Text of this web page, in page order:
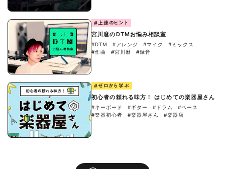
#上達のヒント
宮川麿のDTMお悩み相談室
#DTM #アレンジ #マイク
#ミックス
#作曲
#宮川麿 #録音
#ゼロから学ぶ
初心者の頼れる味方！ はじめての楽器屋さん
#キーボード #ギター #ドラム
#ベース
#楽器初心者
#楽器屋さん #楽器店